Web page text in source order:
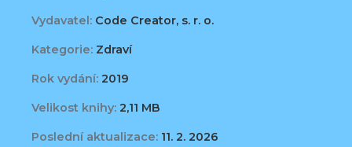
Vydavatel: Code Creator, s. r. o.
Kategorie: Zdraví
Rok vydání: 2019
Velikost knihy: 2,11 MB
Poslední aktualizace: 11. 2. 2026